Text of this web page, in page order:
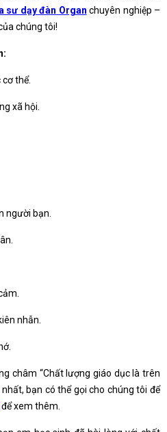
sư dạy đàn Organ chuyên nghiệp –
chúng tôi!
thể.
xã hội.
người bạn.
nhẫn.
châm “Chất lượng giáo dục là trên
bạn có thể gọi cho chúng tôi để
để xem thêm.